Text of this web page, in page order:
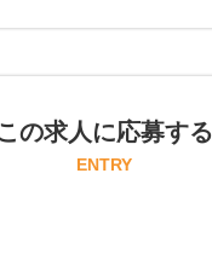
の求人に応募する
ENTRY